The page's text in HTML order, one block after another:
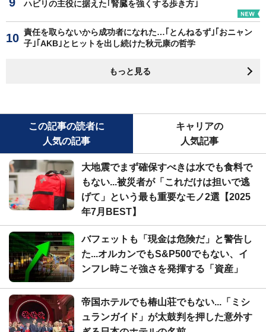
ハビリの主役に据えた｢腎臓を強くする歩き方｣
責任を取らないから成功者になれた…｢とんねるず｣｢おニャン
子｣｢AKB｣とヒットを出し続けた秋元康の哲学
もっと見る
この記事の読者に
人気の記事
キャリアの
人気記事
大地震でまず確保すべきは水でも食料で
もない...被災者が「これだけは担いで逃
げて」という最も重要なモノ2選【2025
年7月BEST】
バフェットも「現金は危険だ」と警告し
た...オルカンでもS&P500でもない、イ
ンフレ時こそ強さを発揮する「資産」
帝国ホテルでも椿山荘でもない...「ミシ
ュランガイド」が太鼓判を押した意外す